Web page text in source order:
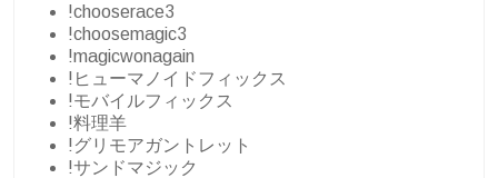
!chooserace3
!choosemagic3
!magicwonagain
!ヒューマノイドフィックス
!モバイルフィックス
!料理羊
!グリモアガントレット
!サンドマジック